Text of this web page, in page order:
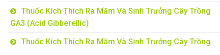
Thuốc Kích Thích Ra Mầm Và Sinh Trưởng Cây Trồng
GA3 (Acid Gibberellic)
Thuốc Kích Thích Ra Mầm Và Sinh Trưởng Cây Trồng